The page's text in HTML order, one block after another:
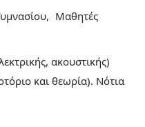
Μαθητές
ακουστικής)
και θεωρία). Νότια